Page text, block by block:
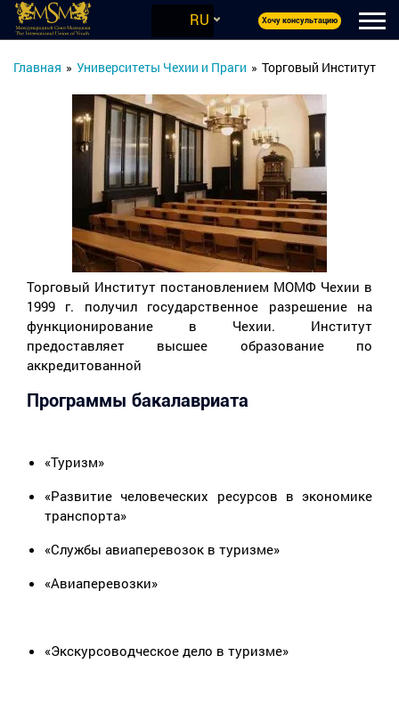
RU Хочу консультацию
Главная » Университеты Чехии и Праги » Торговый Институт
Торговый Институт постановлением МОМФ Чехии в
1999 г. получил государственное разрешение на
функционирование в Чехии. Институт
предоставляет высшее образование по
аккредитованной
Программы бакалавриата
«Туризм»
«Развитие человеческих ресурсов в экономике
транспорта»
«Службы авиаперевозок в туризме»
«Авиаперевозки»
«Экскурсоводческое дело в туризме»